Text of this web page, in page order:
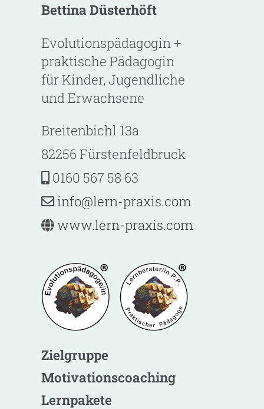
Bettina Düsterhöft
Evolutionspädagogin +
praktische Pädagogin
für Kinder, Jugendliche
und Erwachsene
Breitenbichl 13a
82256 Fürstenfeldbruck
0160 567 58 63
moc.s
ixarp
-nrel
@ofni
www.lern-praxis.com
Zielgruppe
Motivationscoaching
Lernpakete